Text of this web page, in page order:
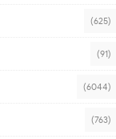
(625)
(91)
(6044)
(763)